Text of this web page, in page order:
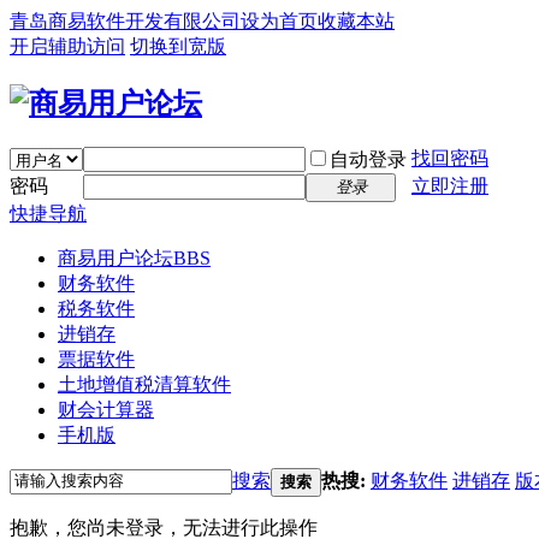
青岛商易软件开发有限公司 设为首页收藏本站
开启辅助访问 切换到宽版
自动登录 找回密码
密码
登录
立即注册
快捷导航
商易用户论坛BBS
财务软件
税务软件
进销存
票据软件
土地增值税清算软件
财会计算器
手机版
搜索 搜索 热搜: 财务软件 进销存 版
抱歉，您尚未登录，无法进行此操作